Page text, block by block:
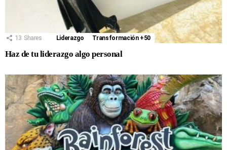
13 Shares Liderazgo Transformación +50
Haz de tu liderazgo algo personal